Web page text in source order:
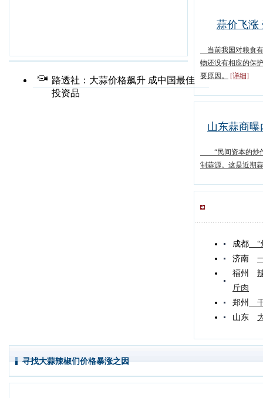
蒜价飞涨
当前我国对粮食
物还没有相应的保
要原因。
[详细]
山东蒜商
“民间资本的炒作
制蒜源。这是近期
成都 “
济南
福州
斤肉
郑州
山东
路透社：大蒜价格飙升 成中国最佳
投资品
寻找大蒜辣椒们价格暴涨之因